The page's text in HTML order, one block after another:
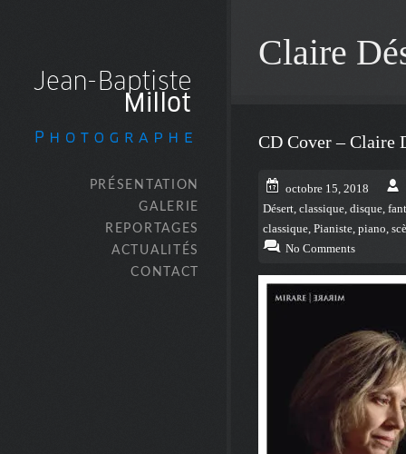
PRÉSENTATION
GALERIE
REPORTAGES
ACTUALITÉS
CONTACT
Claire
CD Cover – Claire
octobre 15, 2018
Désert, classique, disque,
classique, Pianiste, piano,
No Comments